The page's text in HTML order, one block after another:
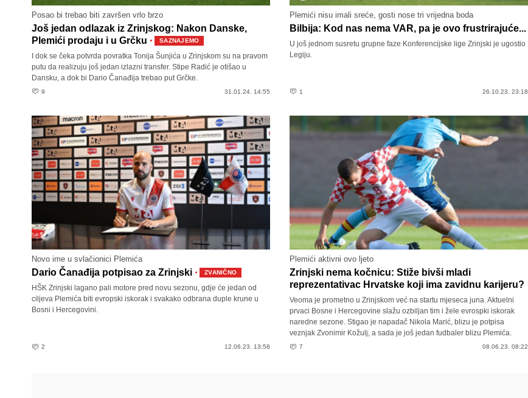
Posao bi trebao biti završen vrlo brzo
Još jedan odlazak iz Zrinjskog: Nakon Danske,
Plemići prodaju i u Grčku · SAZNAJEMO
I dok se čeka potvrda povratka Tonija Šunjića u Zrinjskom su na pravom
putu da realizuju još jedan izlazni transfer. Stipe Radić je otišao u
Dansku, a dok bi Dario Čanađija trebao put Grčke.
9 31.01.24. 14:55
Plemići nisu imali sreće, gosti nose tri vrijedna boda
Bilbija: Kod nas nema VAR, pa je ovo frustrirajuće...
U još jednom susretu grupne faze Konferencijske lige Zrinjski je ugostio
Legiju.
1 26.10.23. 23:18
Novo ime u svlačionici Plemića
Dario Čanađija potpisao za Zrinjski · ZVANIČNO
HŠK Zrinjski lagano pali motore pred novu sezonu, gdje će jedan od
ciljeva Plemića biti evropski iskorak i svakako odbrana duple krune u
Bosni i Hercegovini.
2 12.06.23. 13:58
Plemići aktivni ovo ljeto
Zrinjski nema kočnicu: Stiže bivši mladi
reprezentativac Hrvatske koji ima zavidnu karijeru?
Veoma je prometno u Zrinjskom već na startu mjeseca juna. Aktuelni
prvaci Bosne i Hercegovine slažu ozbiljan tim i žele evrospki iskorak
naredne sezone. Stigao je napadač Nikola Marić, blizu je potpisa
veznjak Zvonimir Kožulj, a sada je još jedan fudbaler blizu Plemića.
7 08.06.23. 08:22